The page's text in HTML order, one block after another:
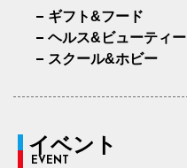
ギフト&フード
ヘルス&ビューティー
スクール&ホビー
イベント
EVENT